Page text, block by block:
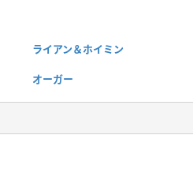
ライアン＆ホイミン
オーガー